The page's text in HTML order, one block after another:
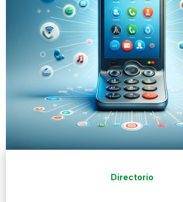
Directorio